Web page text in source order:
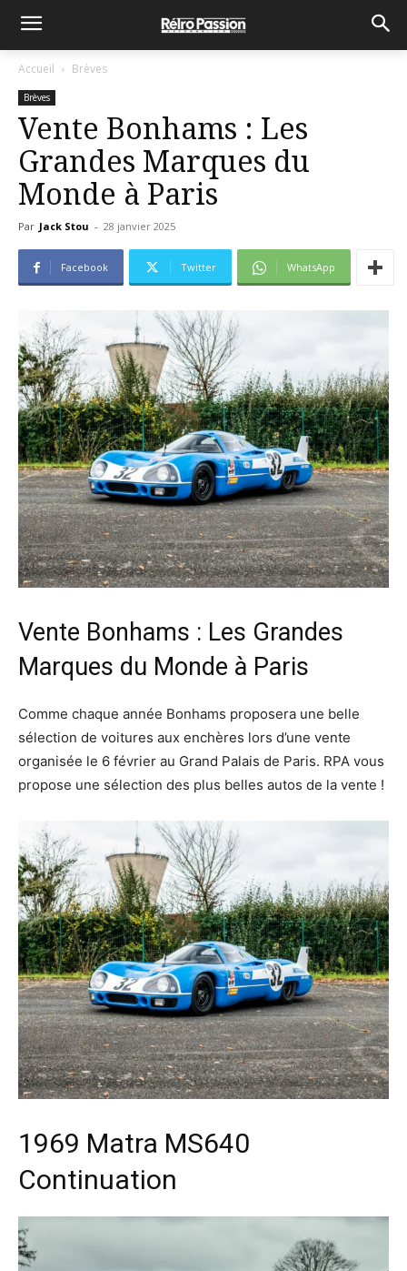
Accueil Brèves
Brèves
Vente Bonhams : Les
Grandes Marques du
Monde à Paris
Par Jack Stou - 28 janvier 2025
Facebook Twitter WhatsApp
Vente Bonhams : Les Grandes
Marques du Monde à Paris
Comme chaque année Bonhams proposera une belle
sélection de voitures aux enchères lors d’une vente
organisée le 6 février au Grand Palais de Paris. RPA vous
propose une sélection des plus belles autos de la vente !
1969 Matra MS640
Continuation